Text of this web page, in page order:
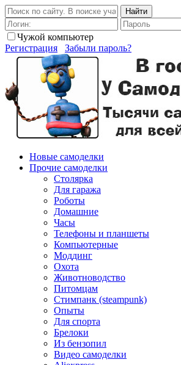
Найти
Чужой компьютер
Регистрация
Забыли пароль?
Новые самоделки
Прочие самоделки
Столярка
Для гаража
Роботы
Домашние
Часы
Телефоны и планшеты
Компьютерные
Моддинг
Охота
Животноводство
Питомцам
Стимпанк (steampunk)
Опыты
Для спорта
Брелоки
Из бензопил
Видео самоделки